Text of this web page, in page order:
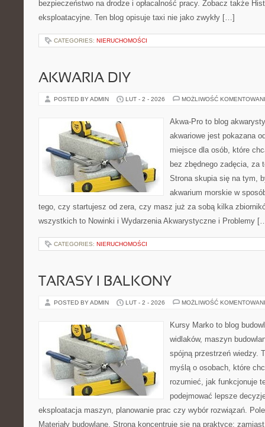
bezpieczeństwo na drodze i opłacalność pracy. Zobacz także
eksploatacyjne. Ten blog opisuje taxi nie jako zwykły […]
CATEGORIES: NIERUCHOMOŚCI
AKWARIA DIY
POSTED BY ADMIN LUT - 2 - 2026 MOŻLIWOŚĆ
Akwa-Pro to blog
akwariowe jest pokazana
miejsce dla osób, które
bez zbędnego zadęcia, za
Strona skupia się na tym,
akwarium morskie w
tego, czy startujesz od zera, czy masz już za sobą kilka
wszystkich to Nowinki i Wydarzenia Akwarystyczne i Problemy
CATEGORIES: NIERUCHOMOŚCI
TARASY I BALKONY
POSTED BY ADMIN LUT - 2 - 2026 MOŻLIWOŚĆ
Kursy Marko to blog
widlaków, maszyn
spójną przestrzeń wiedzy.
myślą o osobach, które
rozumieć, jak funkcjonuje
podejmować lepsze
eksploatacja maszyn, planowanie prac czy wybór rozwiązań.
Materiały budowlane. Strona koncentruje się na praktyce: